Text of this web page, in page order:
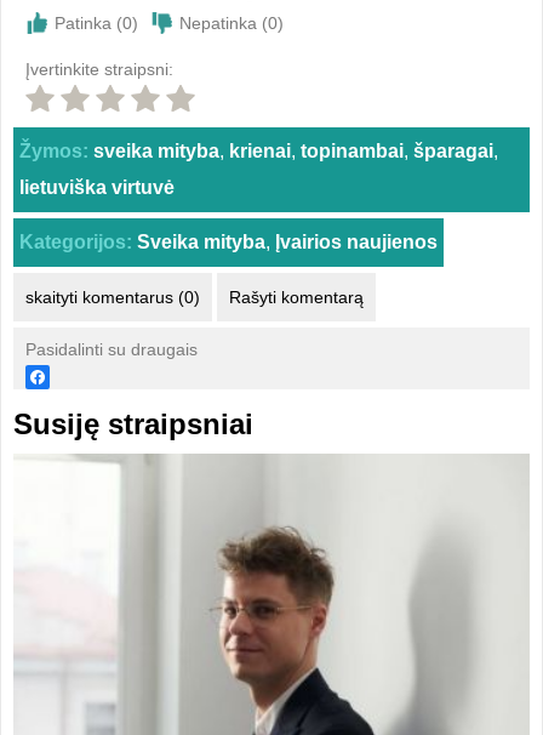
Patinka (0) Nepatinka (0)
Įvertinkite straipsni:
Žymos: sveika mityba, krienai, topinambai, šparagai,
lietuviška virtuvė
Kategorijos: Sveika mityba, Įvairios naujienos
skaityti komentarus (0) Rašyti komentarą
Pasidalinti su draugais
Susiję straipsniai